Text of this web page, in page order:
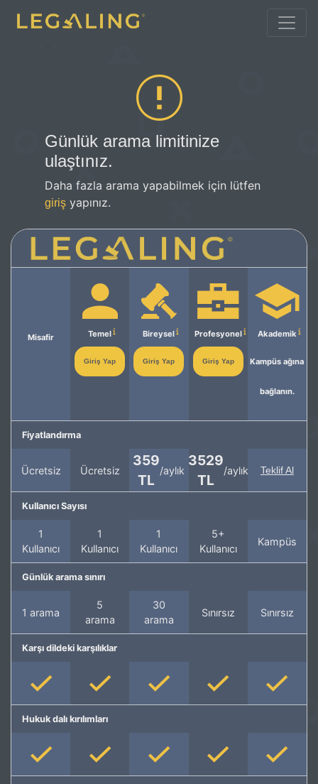
Günlük arama limitinize
ulaştınız.
Daha fazla arama yapabilmek için lütfen
giriş yapınız.
Misafir Temel
Giriş Yap
Bireysel
Giriş Yap
Profesyonel
Giriş Yap
Akademik
Kampüs ağına
bağlanın.
Fiyatlandırma
Ücretsiz Ücretsiz
359
TL
/aylık
3529
TL
/aylık Teklif Al
Kullanıcı Sayısı
1
Kullanıcı
1
Kullanıcı
1
Kullanıcı
5+
Kullanıcı
Kampüs
Günlük arama sınırı
1 arama
5
arama
30
arama
Sınırsız Sınırsız
Karşı dildeki karşılıklar
Hukuk dalı kırılımları